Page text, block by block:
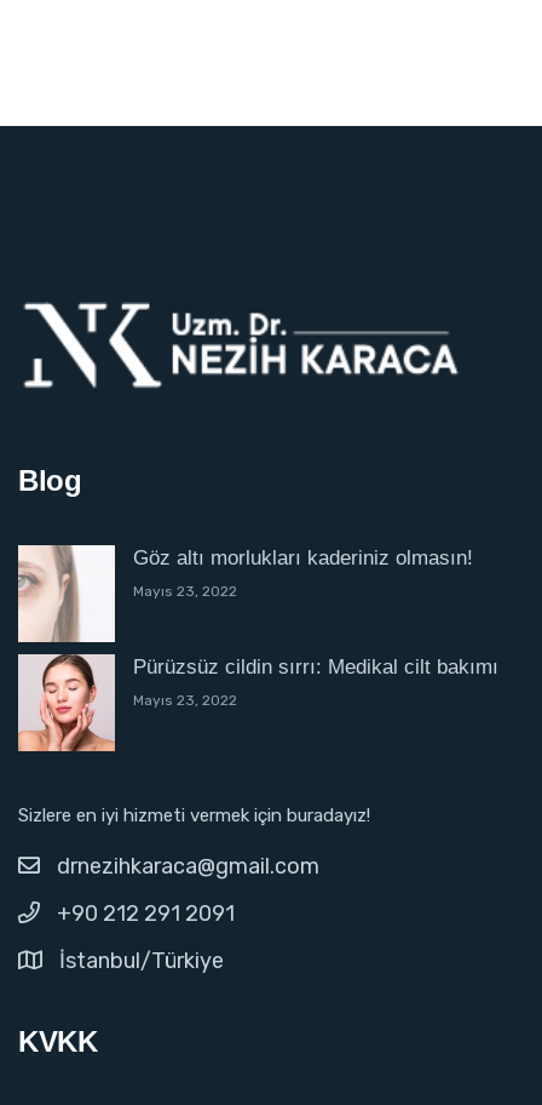
Blog
Göz altı morlukları kaderiniz olmasın!
Mayıs 23, 2022
Pürüzsüz cildin sırrı: Medikal cilt bakımı
Mayıs 23, 2022
Sizlere en iyi hizmeti vermek için buradayız!
drnezihkaraca@gmail.com
+90 212 291 2091
İstanbul/Türkiye
KVKK